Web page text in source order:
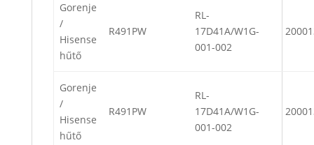
Gorenje
/
Hisense
hűtő
R491PW
RL-
17D41A/W1G-
001-002
Gorenje
/
Hisense
hűtő
R491PW
RL-
17D41A/W1G-
001-002